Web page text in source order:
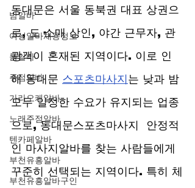
밤알바
여성알바채용정보
룸알바
주점알바
가라오케알바
노래주점알바
텐카페알바
부천유흥알바
부천유흥알바구인
동대문은 서울 동북권 대표 상권으
로, 도·소매 상인, 야간 근무자, 관
광객이 혼재된 지역이다. 이로 인
해 동대문 스포츠마사지 는 낮과 밤
모두 일정한 수요가 유지되는 업종
으로, 동대문스포츠마사지  안정적
인 마사지알바를 찾는 사람들에게
꾸준히 선택되는 지역이다. 특히 체